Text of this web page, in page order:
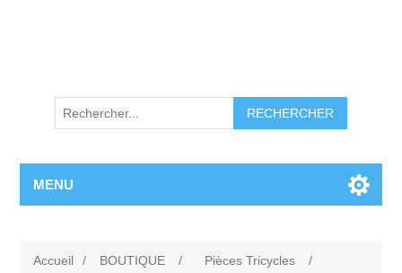
RECHERCHER
MENU
Accueil / BOUTIQUE / Pièces Tricycles
/